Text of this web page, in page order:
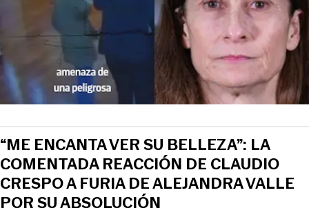
“ME ENCANTA VER SU BELLEZA”: LA
COMENTADA REACCIÓN DE CLAUDIO
CRESPO A FURIA DE ALEJANDRA VALLE
POR SU ABSOLUCIÓN